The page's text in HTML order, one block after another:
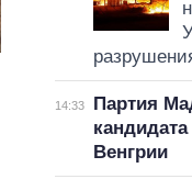
14:33
Партия
Венгрии